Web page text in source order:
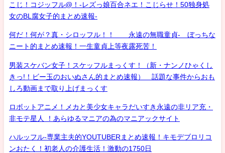
こじ！コジッフル@！-レズっ娘百合ネエ！こじらせ！50独身処
女のBL腐女子的まとめ速報-
何だ！何が？真・シロッフル！！ 永遠の無職童貞- ぼっちな
ニート的まとめ速報！一生童貞上等夜露死苦！
男装スケバン女子！スケッフルまっくす！（新・ナンノひゃくし
きっ!！ビー玉のおいぬさん的まとめ速報） 話題な事件からおも
しろ動画まで取り上げまっくす
ロボットアニメ！メカと美少女キャラだいすき永遠の非リア充・
非モテ星人 ！あらゆるマニアの為のマニアックサイト
ハルッフル-専業主夫的YOUTUBERまとめ速報！キモデブロリコ
ンおたく！初老人の介護生活！激動の1750日